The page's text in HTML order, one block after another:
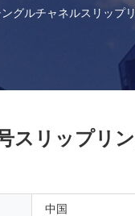
グルチャネルスリップ
スリップリ
中国